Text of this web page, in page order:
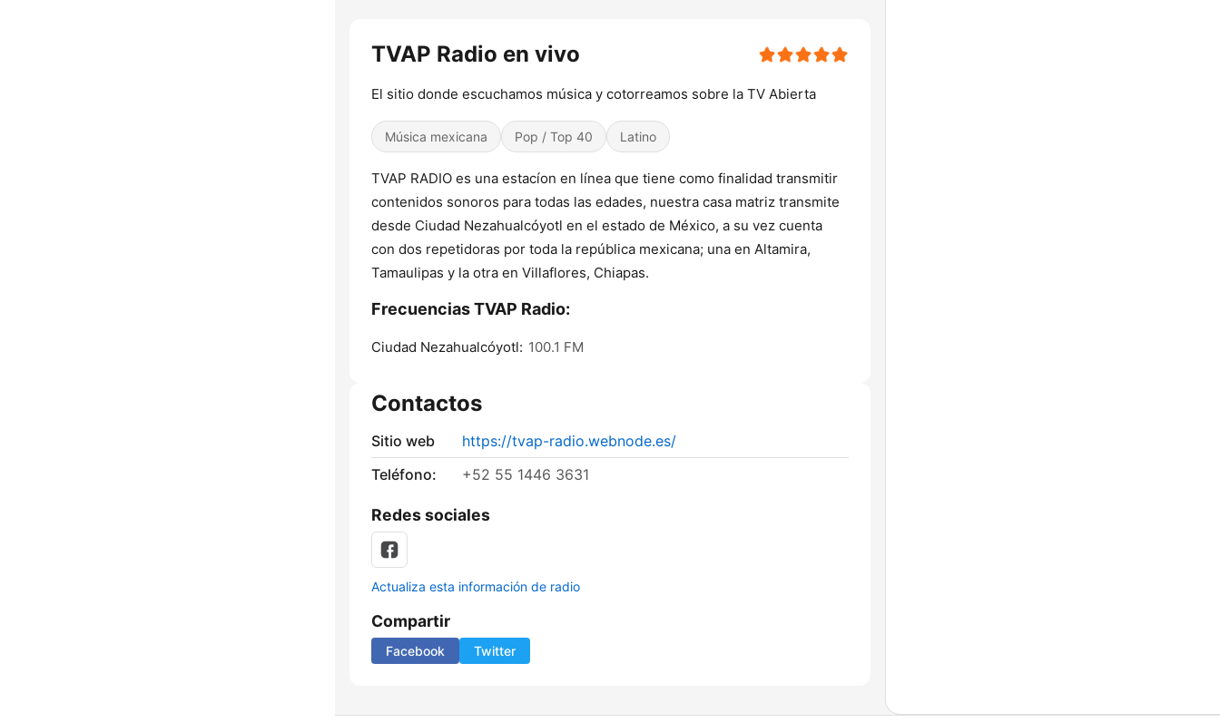
TVAP Radio en vivo
El sitio donde escuchamos música y cotorreamos sobre la TV Abierta
Música mexicana Pop / Top 40 Latino
TVAP RADIO es una estacíon en línea que tiene como finalidad transmitir
contenidos sonoros para todas las edades, nuestra casa matriz transmite
desde Ciudad Nezahualcóyotl en el estado de México, a su vez cuenta
con dos repetidoras por toda la república mexicana; una en Altamira,
Tamaulipas y la otra en Villaflores, Chiapas.
Frecuencias TVAP Radio:
Ciudad Nezahualcóyotl: 100.1 FM
Contactos
Sitio web
https://tvap-radio.webnode.es/
Teléfono:
+52 55 1446 3631
Redes sociales
Actualiza esta información de radio
Compartir
Facebook Twitter